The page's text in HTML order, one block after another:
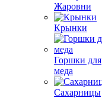
Жаровни
Крынки
Горшки для
меда
Сахарницы